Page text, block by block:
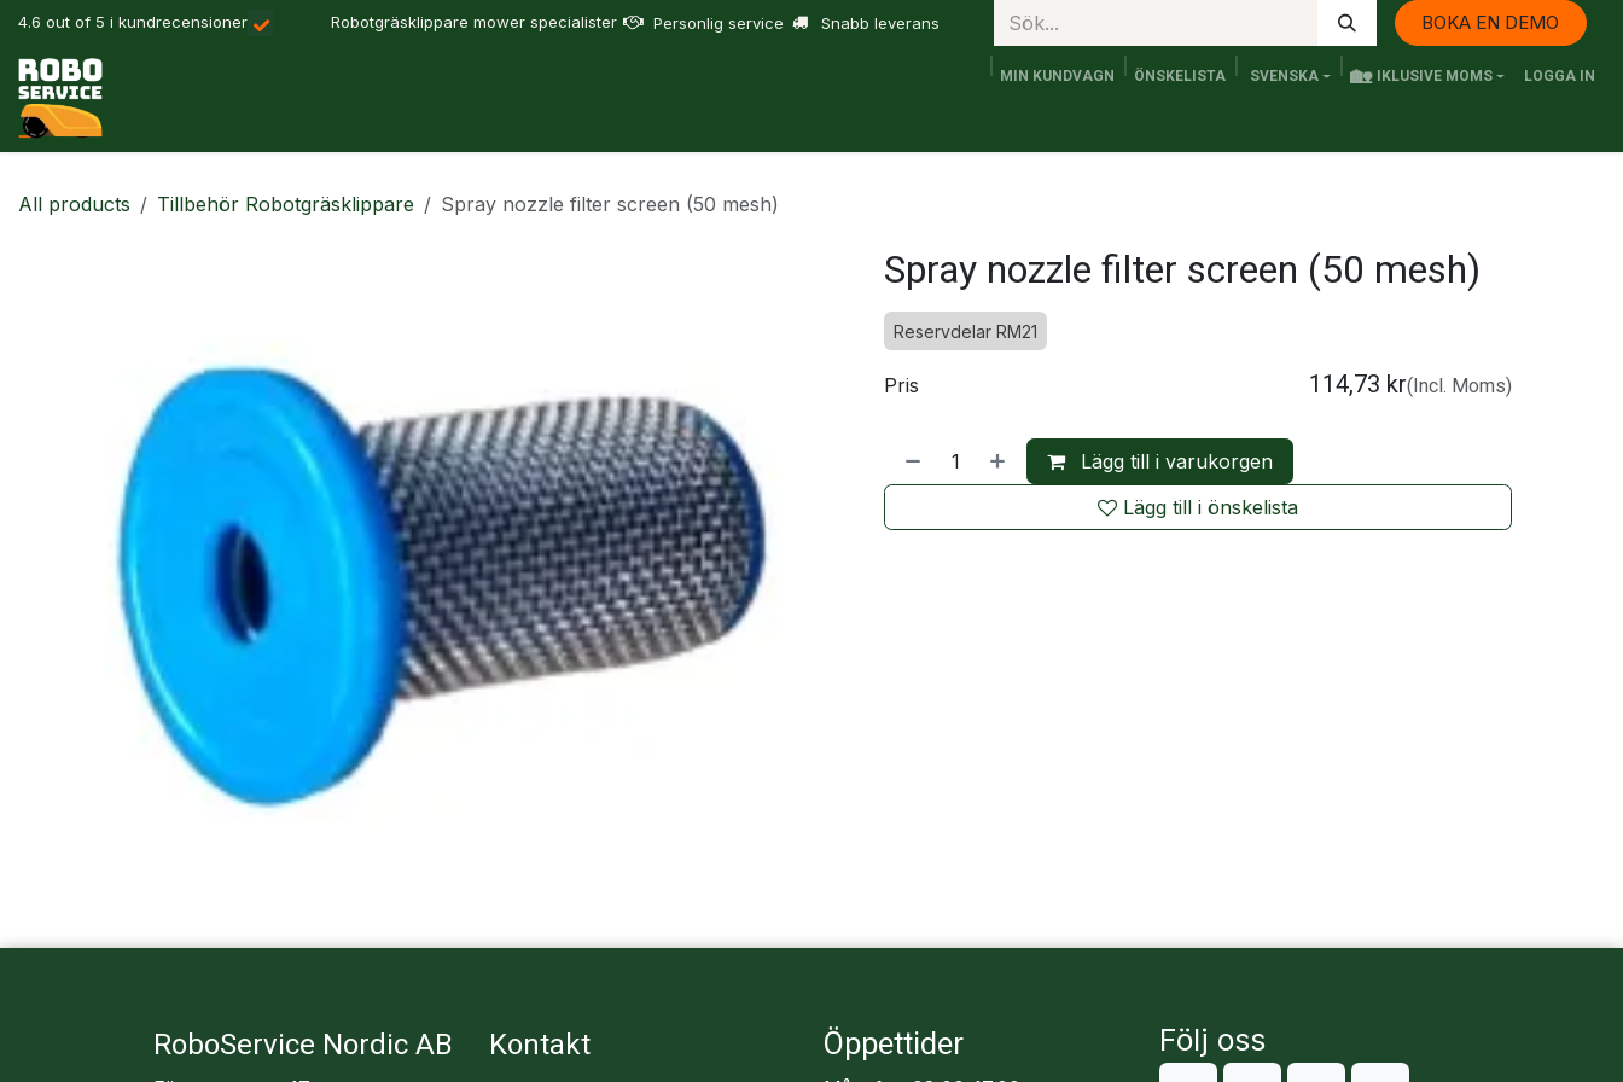
Hoppa till innehåll
4.6 out of 5 i kundrecensioner Robotgräsklippare mower specialister Personlig service Snabb leverans BOKA EN DEMO
MIN KUNDVAGN ÖNSKELISTA SVENSKA 🏡 IKLUSIVE MOMS LOGGA IN
Våra produkter
All products Tillbehör Robotgräsklippare Spray nozzle filter screen (50 mesh)
Spray nozzle filter screen (50 mesh)
Reservdelar RM21
Lägg till i varukorgen
Lägg till i önskelista
Pris 114,73 kr(Incl. Moms)
RoboService Nordic AB Kontakt Öppettider Följ oss